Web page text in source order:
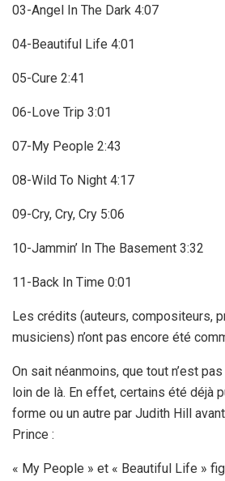
03-Angel In The Dark 4:07
04-Beautiful Life 4:01
05-Cure 2:41
06-Love Trip 3:01
07-My People 2:43
08-Wild To Night 4:17
09-Cry, Cry, Cry 5:06
10-Jammin’ In The Basement 3:32
11-Back In Time 0:01
Les crédits (auteurs, compositeurs,
musiciens) n’ont pas encore été
On sait néanmoins, que tout n’est
loin de là. En effet, certains été déjà
forme ou un autre par Judith Hill
Prince :
« My People » et « Beautiful Life »